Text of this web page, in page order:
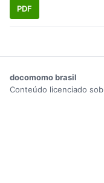
PDF
docomomo brasil
Conteúdo licenciado sob